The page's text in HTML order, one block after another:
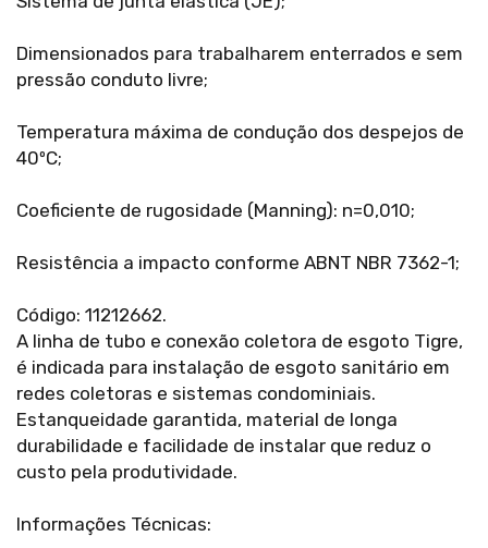
Dimensionados para trabalharem enterrados e sem
pressão conduto livre;
Temperatura máxima de condução dos despejos de
40ºC;
Coeficiente de rugosidade (Manning): n=0,010;
Resistência a impacto conforme ABNT NBR 7362-1;
Código: 11212662.
A linha de tubo e conexão coletora de esgoto Tigre,
é indicada para instalação de esgoto sanitário em
redes coletoras e sistemas condominiais.
Estanqueidade garantida, material de longa
durabilidade e facilidade de instalar que reduz o
custo pela produtividade.
Informações Técnicas: